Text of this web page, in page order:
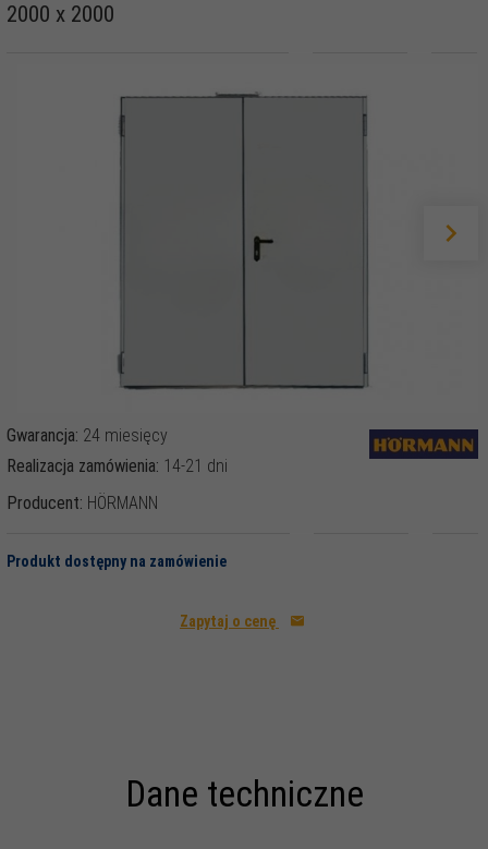
2000 x 2000
Gwarancja: 24 miesięcy
Realizacja zamówienia: 14-21 dni
Producent: HÖRMANN
Produkt dostępny na zamówienie
Zapytaj o cenę
Dane techniczne